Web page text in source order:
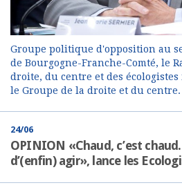
Groupe politique d'opposition au
de Bourgogne-Franche-Comté, le
droite, du centre et des
le Groupe de la droite et du centre.
24/06
OPINION «Chaud, c’est
d’(enfin) agir», lance les